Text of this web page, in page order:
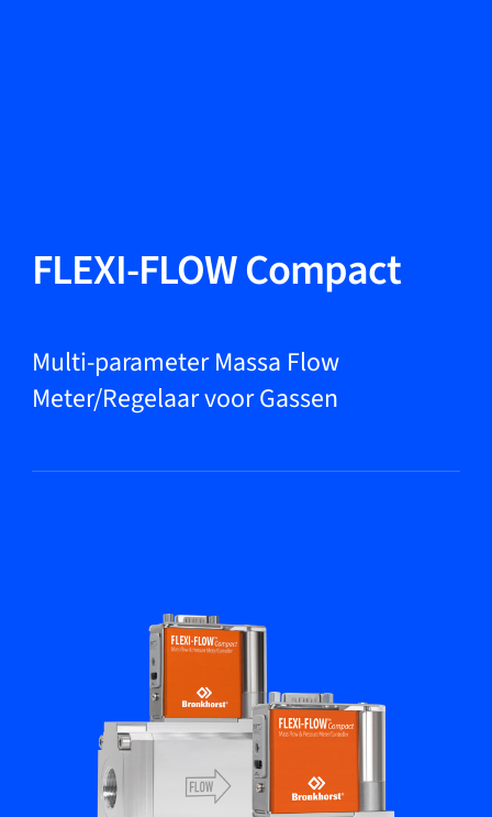
Producten
Markets
Bronkhorst
Neem contact op
FLEXI-FLOW Compact
Multi-parameter Massa Flow
Meter/Regelaar voor Gassen